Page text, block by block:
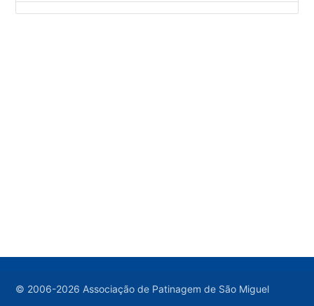
© 2006-2026 Associação de Patinagem de São Miguel